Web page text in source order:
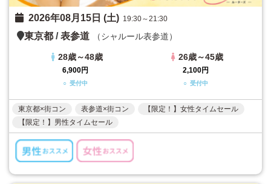
2026年08月15日 (土) 19:30～21:30
東京都 /表参道 （シャルール表参道）
28歳～48歳
6,900円
○ 受付中
26歳～45歳
2,100円
○ 受付中
東京都×街コン 表参道×街コン
【限定！】女性タイムセール
【限定！】男性タイムセール